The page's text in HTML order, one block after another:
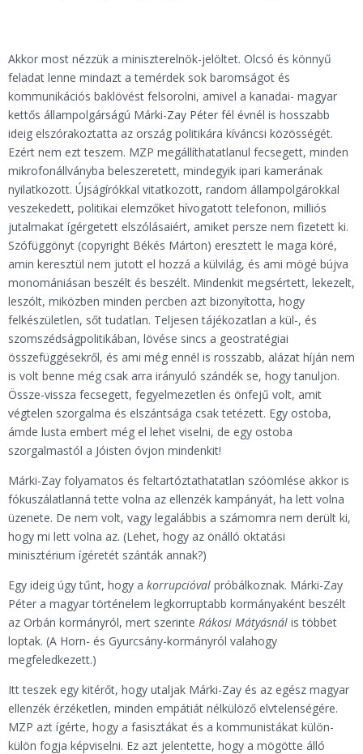
Akkor most nézzük a miniszterelnök-jelöltet. Olcsó és könnyű
feladat lenne mindazt a temérdek sok baromságot és
kommunikációs baklövést felsorolni, amivel a kanadai- magyar
kettős állampolgárságú Márki-Zay Péter fél évnél is hosszabb
ideig elszórakoztatta az ország politikára kíváncsi közösségét.
Ezért nem ezt teszem. MZP megállíthatatlanul fecsegett, minden
mikrofonállványba beleszeretett, mindegyik ipari kamerának
nyilatkozott. Újságírókkal vitatkozott, random állampolgárokkal
veszekedett, politikai elemzőket hívogatott telefonon, milliós
jutalmakat ígérgetett elszólásaiért, amiket persze nem fizetett ki.
Szófüggönyt (copyright Békés Márton) eresztett le maga köré,
amin keresztül nem jutott el hozzá a külvilág, és ami mögé bújva
monomániásan beszélt és beszélt. Mindenkit megsértett, lekezelt,
leszólt, miközben minden percben azt bizonyította, hogy
felkészületlen, sőt tudatlan. Teljesen tájékozatlan a kül-, és
szomszédságpolitikában, lövése sincs a geostratégiai
összefüggésekről, és ami még ennél is rosszabb, alázat híján nem
is volt benne még csak arra irányuló szándék se, hogy tanuljon.
Össze-vissza fecsegett, fegyelmezetlen és önfejű volt, amit
végtelen szorgalma és elszántsága csak tetézett. Egy ostoba,
ámde lusta embert még el lehet viselni, de egy ostoba
szorgalmastól a Jóisten óvjon mindenkit!
Márki-Zay folyamatos és feltartóztathatatlan szóömlése akkor is
fókuszálatlanná tette volna az ellenzék kampányát, ha lett volna
üzenete. De nem volt, vagy legalábbis a számomra nem derült ki,
hogy mi lett volna az. (Lehet, hogy az önálló oktatási
minisztérium ígéretét szánták annak?)
Egy ideig úgy tűnt, hogy a korrupcióval próbálkoznak. Márki-Zay
Péter a magyar történelem legkorruptabb kormányaként beszélt
az Orbán kormányról, mert szerinte Rákosi Mátyásnál is többet
loptak. (A Horn- és Gyurcsány-kormányról valahogy
megfeledkezett.)
Itt teszek egy kitérőt, hogy utaljak Márki-Zay és az egész magyar
ellenzék érzéketlen, minden empátiát nélkülöző elvtelenségére.
MZP azt ígérte, hogy a fasisztákat és a kommunistákat külön-
külön fogja képviselni. Ez azt jelentette, hogy a mögötte álló